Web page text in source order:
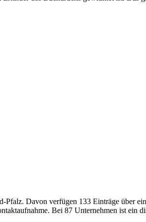
Pfalz. Davon verfügen 133 Einträge über
Bei 87 Unternehmen ist ein